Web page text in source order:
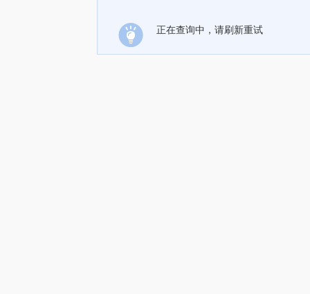
正在查询中，请刷新重试